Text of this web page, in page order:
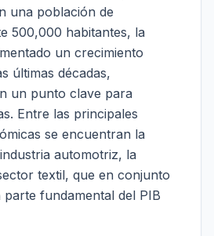
una población de
500,000 habitantes, la
un crecimiento
últimas décadas,
un punto clave para
Entre las principales
se encuentran la
automotriz, la
textil, que en conjunto
fundamental del PIB